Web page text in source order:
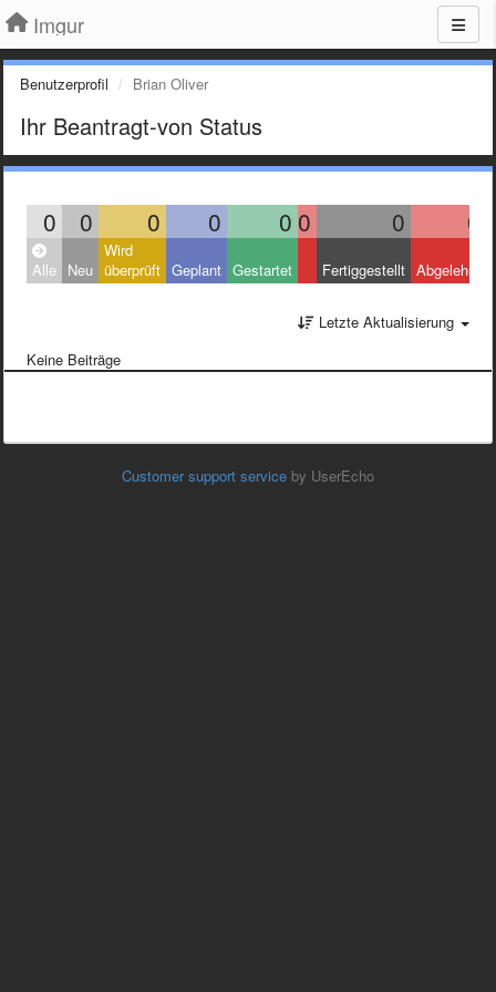
Imgur
Benutzerprofil Brian Oliver
Ihr Beantragt-von Status
0 0 0 0 0 0 0 0
Alle Neu
Wird
überprüft Geplant Gestartet Fertiggestellt Abgelehnt
Letzte Aktualisierung
Keine Beiträge
Customer support service by UserEcho